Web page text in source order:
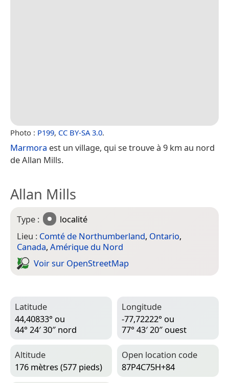
Photo : P199, CC BY-SA 3.0.
Marmora est un village, qui se trouve à 9 km au nord
de Allan Mills.
Allan Mills
Type :
localité
Lieu : Comté de Northumberland, Ontario,
Canada, Amérique du Nord
Voir sur Open­Street­Map
Latitude
44,40833° ou
44° 24′ 30″ nord
Longitude
-77,72222° ou
77° 43′ 20″ ouest
Altitude
176 mètres (577 pieds)
Open location code
87P4C75H+84